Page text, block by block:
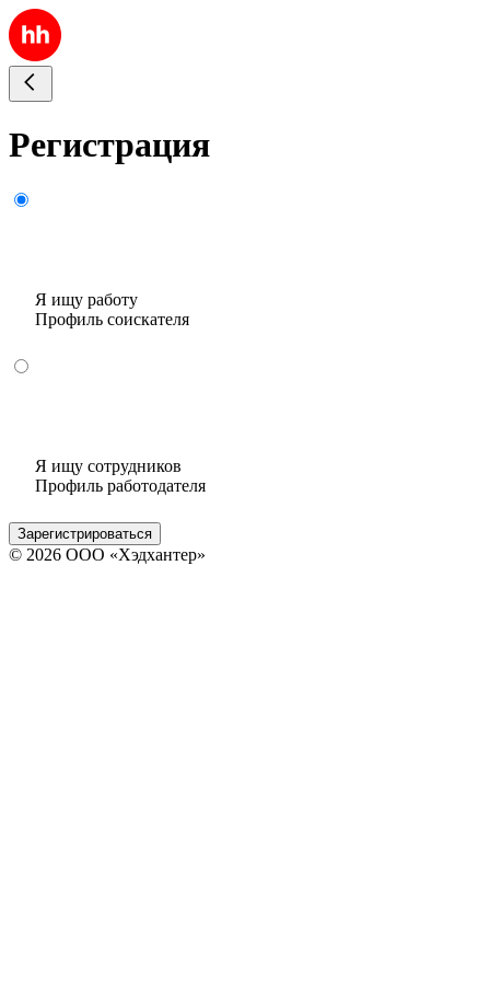
Регистрация
Я ищу работу
Профиль соискателя
Я ищу сотрудников
Профиль работодателя
Зарегистрироваться
© 2026 ООО «Хэдхантер»